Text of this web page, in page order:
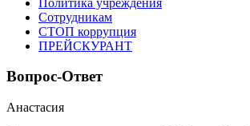
Сотрудникам
СТОП коррупция
ПРЕЙСКУРАНТ
Вопрос-Ответ
Анастасия